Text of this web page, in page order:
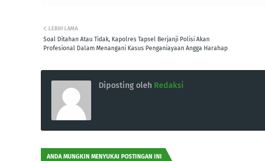
LEBIH LAMA
Soal Ditahan Atau Tidak, Kapolres Tapsel Berjanji Polisi Akan
Profesional Dalam Menangani Kasus Penganiayaan Angga Harahap
Diposting oleh Redaksi
ANDA MUNGKIN MENYUKAI POSTINGAN INI